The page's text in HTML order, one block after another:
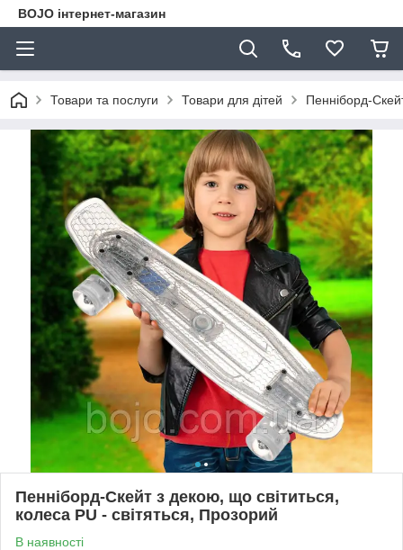
BOJO інтернет-магазин
Товари та послуги Товари для дітей Пенніборд-
Пенніборд-Скейт з декою, що світиться,
колеса PU - світяться, Прозорий
В наявності